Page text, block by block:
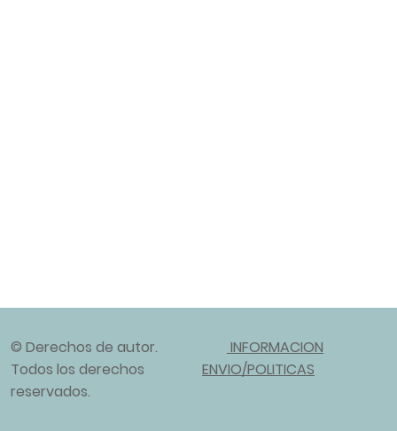
© Derechos de autor.
Todos los derechos
reservados.
INFORMACION
ENVIO/POLITICAS